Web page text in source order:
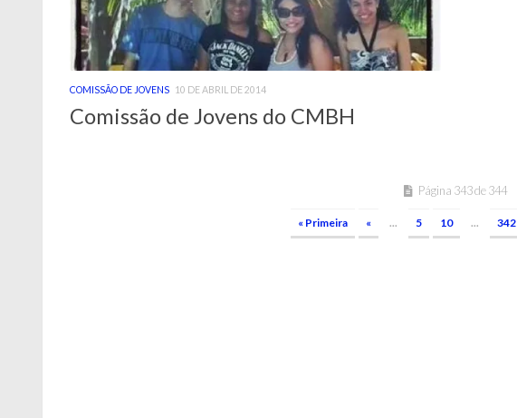
COMISSÃO DE JOVENS 10 DE ABRIL DE 2014
Comissão de Jovens do CMBH
Página 343 de 344
« Primeira « ... 5 10 ... 342